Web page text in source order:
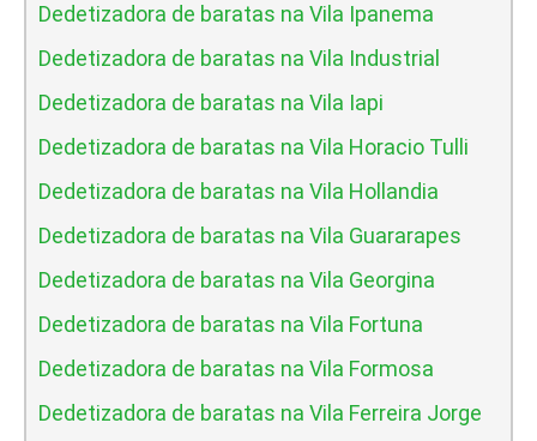
Dedetizadora de baratas na Vila Ipanema
Dedetizadora de baratas na Vila Industrial
Dedetizadora de baratas na Vila Iapi
Dedetizadora de baratas na Vila Horacio Tulli
Dedetizadora de baratas na Vila Hollandia
Dedetizadora de baratas na Vila Guararapes
Dedetizadora de baratas na Vila Georgina
Dedetizadora de baratas na Vila Fortuna
Dedetizadora de baratas na Vila Formosa
Dedetizadora de baratas na Vila Ferreira Jorge